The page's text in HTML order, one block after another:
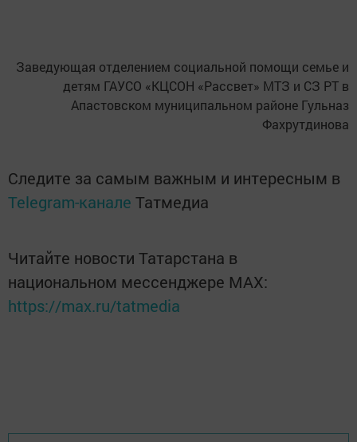
Заведующая отделением социальной помощи семье и
детям ГАУСО «КЦСОН «Рассвет» МТЗ и СЗ РТ в
Апастовском муниципальном районе Гульназ
Фахрутдинова
Следите за самым важным и интересным в
Telegram-канале Татмедиа
Читайте новости Татарстана в
национальном мессенджере MАХ:
https://max.ru/tatmedia